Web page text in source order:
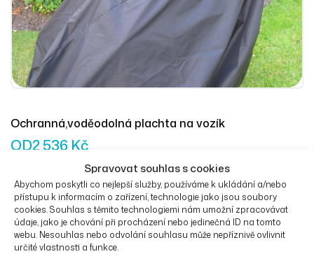
Spravovat souhlas s cookies
Abychom poskytli co nejlepší služby, používáme k ukládání a/nebo
přístupu k informacím o zařízení, technologie jako jsou soubory
cookies. Souhlas s těmito technologiemi nám umožní zpracovávat
údaje, jako je chování při procházení nebo jedinečná ID na tomto
webu. Nesouhlas nebo odvolání souhlasu může nepříznivě ovlivnit
určité vlastnosti a funkce.
Ochranná,voděodolná plachta na vozík
OD2 536 Kč